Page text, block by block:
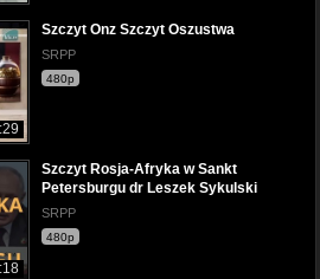
Szczyt Onz Szczyt Oszustwa
SRPP
480p
Szczyt Rosja-Afryka w Sankt
Petersburgu dr Leszek Sykulski
SRPP
480p